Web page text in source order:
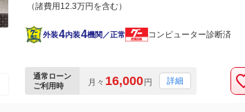
（諸費用12.3万円を含む）
外装4内装4機関／正常 コンピューター診断済
通常ローン
ご利用時
月々 16,000円 詳細